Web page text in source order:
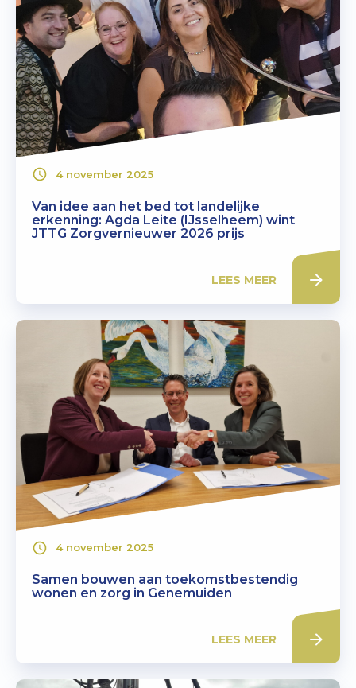
Van idee aan het bed tot landelijke
erkenning: Agda Leite (IJsselheem) wint
JTTG Zorgvernieuwer 2026 prijs
4 november 2025
LEES MEER
Samen bouwen aan toekomstbestendig
wonen en zorg in Genemuiden
4 november 2025
LEES MEER